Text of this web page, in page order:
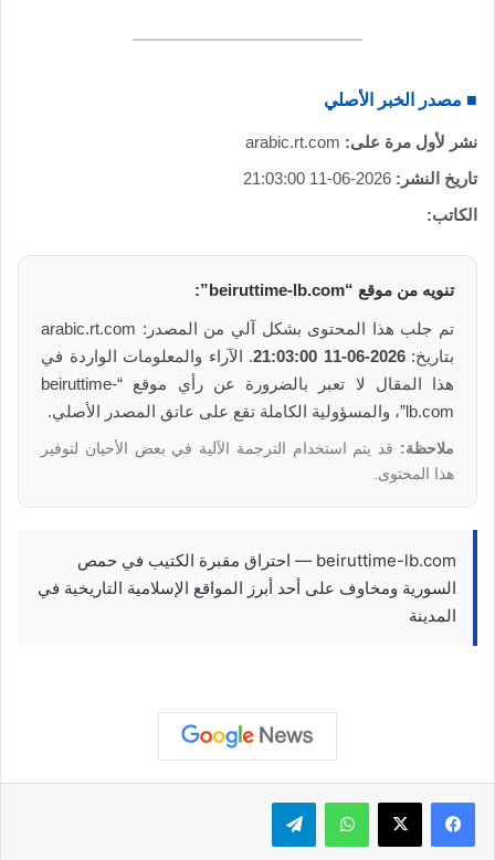
■ مصدر الخبر الأصلي
نشر لأول مرة على: arabic.rt.com
تاريخ النشر: 2026-06-11 21:03:00
الكاتب:
تنويه من موقع “beiruttime-lb.com”:
تم جلب هذا المحتوى بشكل آلي من المصدر: arabic.rt.com
بتاريخ:2026-06-11 21:03:00
. الآراء والمعلومات الواردة في
هذا المقال لا تعبر بالضرورة عن رأي موقع “beiruttime-
lb.com”، والمسؤولية الكاملة تقع على عاتق المصدر الأصلي.
ملاحظة: قد يتم استخدام الترجمة الآلية في بعض الأحيان لتوفير
هذا المحتوى.
beiruttime-lb.com — احتراق مقبرة الكتيب في حمص
السورية ومخاوف على أحد أبرز المواقع الإسلامية التاريخية في
المدينة
واتساب تيلقرام